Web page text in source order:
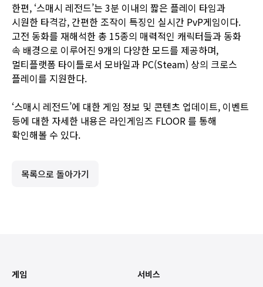
한편, ‘스매시 레전드’는 3분 이내의 짧은 플레이 타임과
시원한 타격감, 간편한 조작이 특징인 실시간 PvP게임이다.
고전 동화를 재해석한 총 15종의 매력적인 캐릭터들과 동화
속 배경으로 이루어진 9개의 다양한 모드를 제공하며,
멀티플랫폼 타이틀로서 모바일과 PC(Steam) 상의 크로스
플레이를 지원한다.
‘스매시 레전드’에 대한 게임 정보 및 콘텐츠 업데이트, 이벤트
등에 대한 자세한 내용은 라인게임즈 FLOOR를 통해
확인해볼 수 있다.
목록으로 돌아가기
게임
서비스